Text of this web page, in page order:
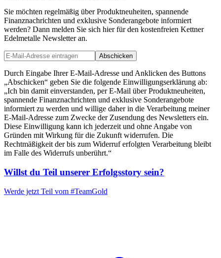
Sie möchten regelmäßig über Produktneuheiten, spannende
Finanznachrichten und exklusive Sonderangebote informiert
werden? Dann melden Sie sich hier für den kostenfreien Kettner
Edelmetalle Newsletter an.
Abschicken
Durch Eingabe Ihrer E-Mail-Adresse und Anklicken des Buttons
„Abschicken“ geben Sie die folgende Einwilligungserklärung ab:
„Ich bin damit einverstanden, per E-Mail über Produktneuheiten,
spannende Finanznachrichten und exklusive Sonderangebote
informiert zu werden und willige daher in die Verarbeitung meiner
E-Mail-Adresse zum Zwecke der Zusendung des Newsletters ein.
Diese Einwilligung kann ich jederzeit und ohne Angabe von
Gründen mit Wirkung für die Zukunft widerrufen. Die
Rechtmäßigkeit der bis zum Widerruf erfolgten Verarbeitung bleibt
im Falle des Widerrufs unberührt.“
Willst du Teil unserer Erfolgsstory sein?
Werde jetzt Teil vom #TeamGold